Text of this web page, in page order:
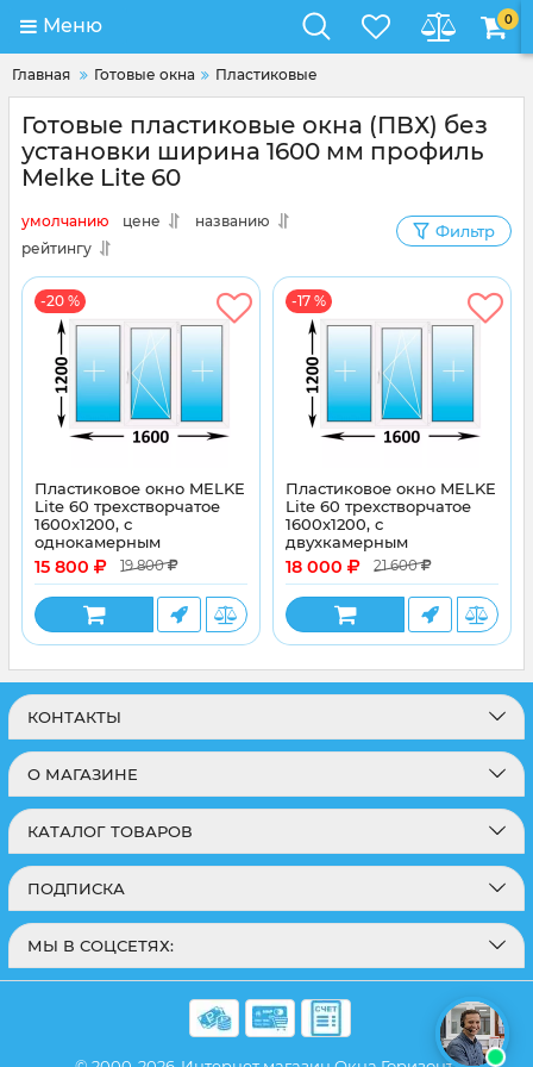
Меню 0
Главная Готовые окна Пластиковые
Готовые пластиковые окна (ПВХ) без
установки ширина 1600 мм профиль
Melke Lite 60
умолчанию цене
названию
рейтингу
Фильтр
-20 %
Пластиковое окно MELKE
Lite 60 трехстворчатое
1600x1200, с
однокамерным
энергосберегающим
стеклопакетом
15 800 19 800
-17 %
Пластиковое окно MELKE
Lite 60 трехстворчатое
1600x1200, с
двухкамерным
стеклопакетом
18 000 21 600
КОНТАКТЫ
О МАГАЗИНЕ
КАТАЛОГ ТОВАРОВ
ПОДПИСКА
МЫ В СОЦСЕТЯХ: